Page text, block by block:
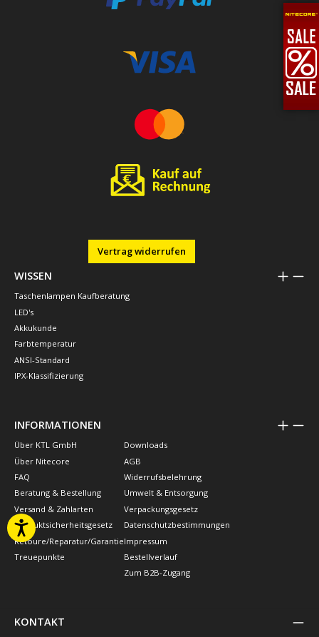
Vertrag widerrufen
WISSEN
Taschenlampen Kaufberatung
LED's
Akkukunde
Farbtemperatur
ANSI-Standard
IPX-Klassifizierung
INFORMATIONEN
Über KTL GmbH
Über Nitecore
FAQ
Beratung & Bestellung
Versand & Zahlarten
Produktsicherheitsgesetz
Retoure/Reparatur/Garantie
Treuepunkte
Downloads
AGB
Widerrufsbelehrung
Umwelt & Entsorgung
Verpackungsgesetz
Datenschutzbestimmungen
Impressum
Bestellverlauf
Zum B2B-Zugang
KONTAKT